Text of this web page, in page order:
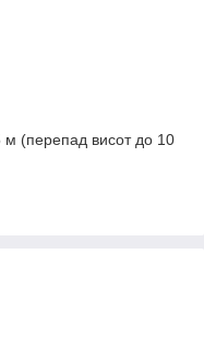
м (перепад висот до 10